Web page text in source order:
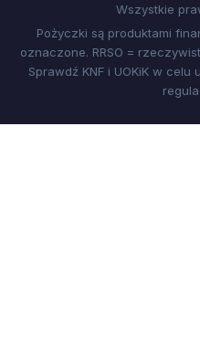
Wszystkie
Pożyczki są produktami
oznaczone. RRSO =
Sprawdź KNF i UOKiK w